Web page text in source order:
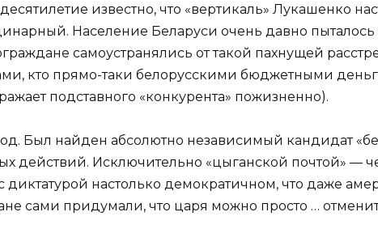
известно, что «вертикаль» Лукашенко
Население Беларуси очень давно
самоустранялись от такой пахнущей
кто прямо-таки белорусскими бюджетными
подставного «конкурента» пожизненно).
Был найден абсолютно независимый кандидат
действий. Исключительно «цыганской почтой» —
настолько демократичном, что даже
сами придумали, что царя можно просто …